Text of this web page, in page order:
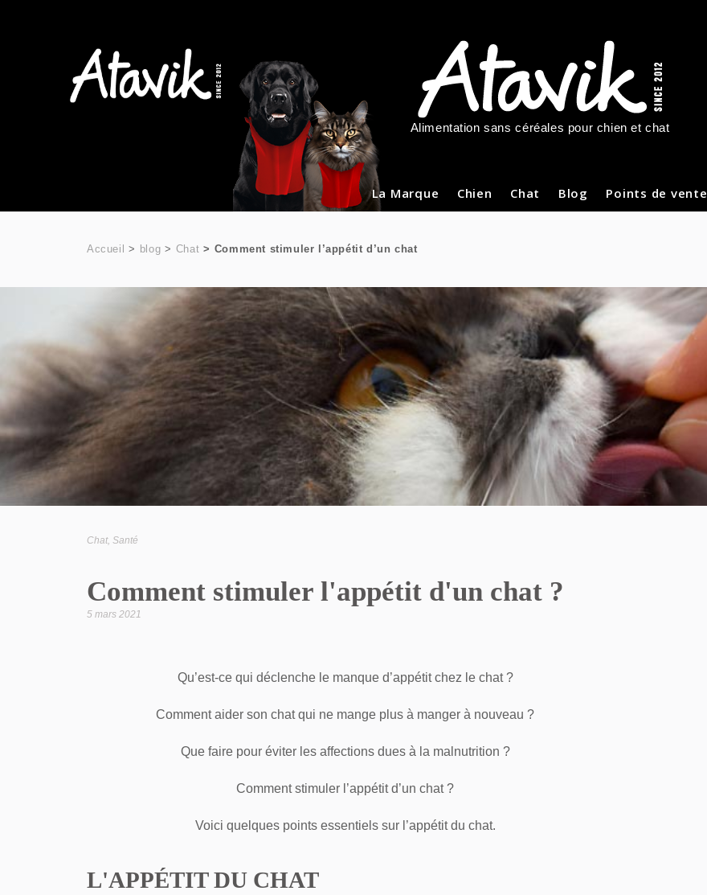
Alimentation sans céréales pour chien et chat
La Marque Chien Chat Blog Points de vente
Accueil blog Chat Comment stimuler l’appétit d’un chat
Chat, Santé
Comment stimuler l'appétit d'un chat ?
5 mars 2021
Qu’est-ce qui déclenche le manque d’appétit chez le chat ?
Comment aider son chat qui ne mange plus à manger à nouveau ?
Que faire pour éviter les affections dues à la malnutrition ?
Comment stimuler l’appétit d’un chat ?
Voici quelques points essentiels sur l’appétit du chat.
L'APPÉTIT DU CHAT